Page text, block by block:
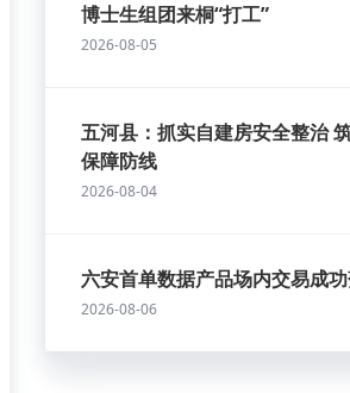
博士生组团来桐“打工”
2026-08-05
五河县：抓实自建房安全整治
保障防线
2026-08-04
六安首单数据产品场内交易成
2026-08-06